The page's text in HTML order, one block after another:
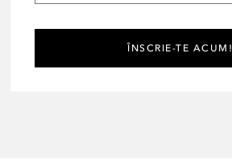
ÎNSCRIE-TE ACUM!